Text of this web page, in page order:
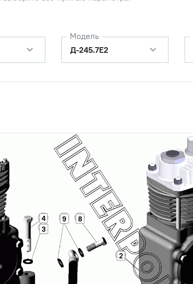
Модель
Д-245.7Е2
2
3
4 8
9
медь (комплект 100
Наличие
6gx45.88.35.016
Наличие
консультанту
Наличие
Обратитесь к
консультанту
компрессора (L=352мм) Наличие
компрессора Д-245/
Наличие